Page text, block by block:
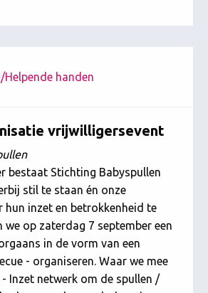
Helpende handen
vrijwilligersevent
bestaat Stichting Babyspullen
stil te staan én onze
inzet en betrokkenheid te
we op zaterdag 7 september een
in de vorm van een
- organiseren. Waar we mee
Inzet netwerk om de spullen /